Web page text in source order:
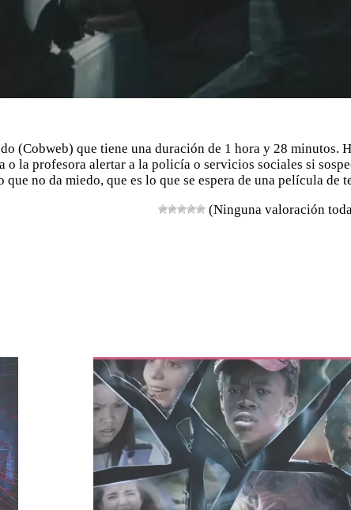
(Cobweb) que tiene una duración de 1 hora y 28
o la profesora alertar a la policía o servicios sociales si
no da miedo, que es lo que se espera de una película de
(Ninguna valoración